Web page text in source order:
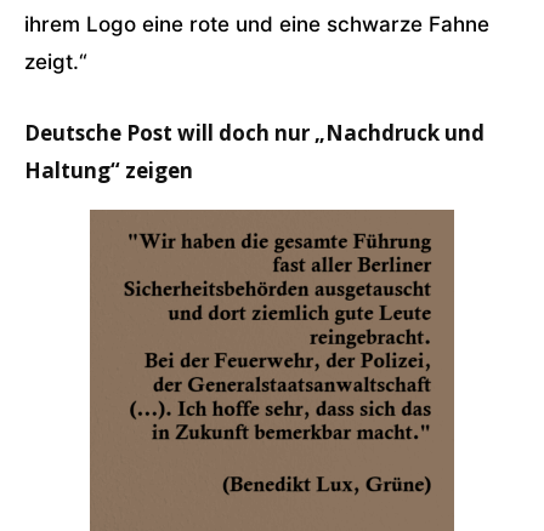
ihrem Logo eine rote und eine schwarze Fahne
zeigt.“
Deutsche Post will doch nur „Nachdruck und
Haltung“ zeigen